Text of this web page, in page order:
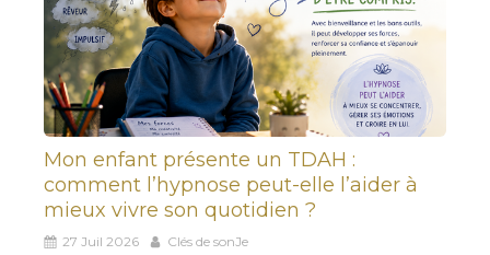
Mon enfant présente un TDAH :
comment l’hypnose peut-elle l’aider à
mieux vivre son quotidien ?
27 Juil 2026 Clés de sonJe